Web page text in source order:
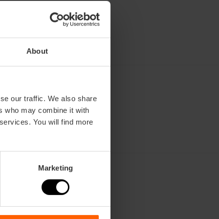
About
our traffic. We also share
who may combine it with
You will find more
Marketing